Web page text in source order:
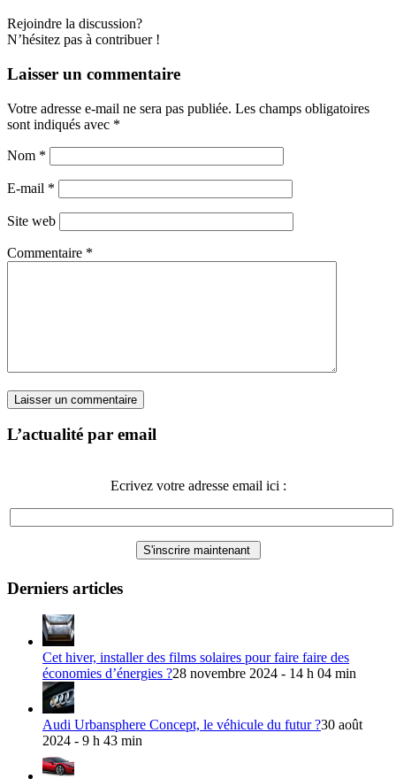
Rejoindre la discussion?
N’hésitez pas à contribuer !
Laisser un commentaire
Votre adresse e-mail ne sera pas publiée. Les champs obligatoires
sont indiqués avec *
Nom *
E-mail *
Site web
Commentaire *
L’actualité par email
Ecrivez votre adresse email ici :
Derniers articles
Cet hiver, installer des films solaires pour faire faire des
économies d’énergies ?28 novembre 2024 - 14 h 04 min
Audi Urbansphere Concept, le véhicule du futur ?30 août
2024 - 9 h 43 min